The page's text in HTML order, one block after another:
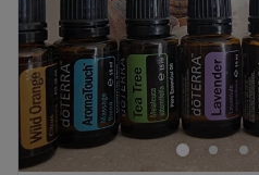
Zondag
Bienvenue chez
Sakura Care
centre , situé aussi a
quotidien et prenez le temps
votre esprit grâce à des
à vos besoins.